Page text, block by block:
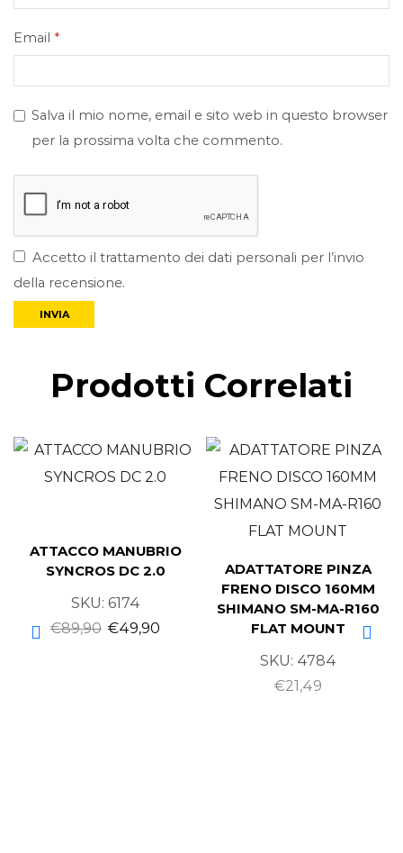
Email *
Salva il mio nome, email e sito web in questo browser
per la prossima volta che commento.
Accetto il trattamento dei dati personali per l’invio
della recensione.
Prodotti Correlati
ATTACCO MANUBRIO
SYNCROS DC 2.0
SKU: 6174
€89,90 €49,90
ADATTATORE PINZA
FRENO DISCO 160MM
SHIMANO SM-MA-R160
FLAT MOUNT
SKU: 4784
€21,49